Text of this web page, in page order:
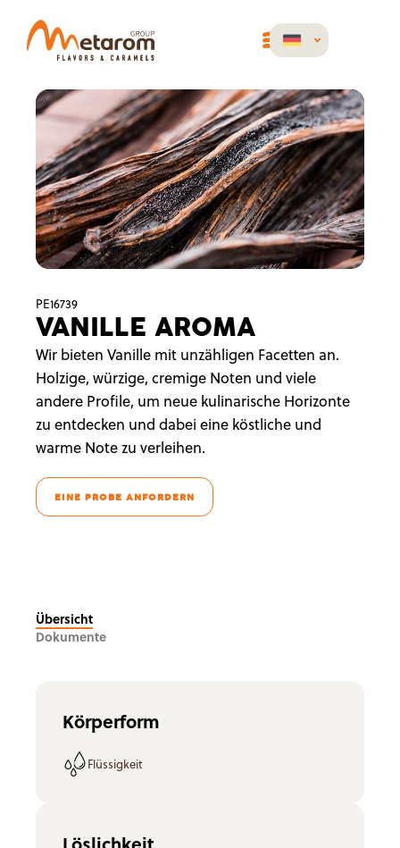
PE16739
VANILLE AROMA
Wir bieten Vanille mit unzähligen Facetten an.
Holzige, würzige, cremige Noten und viele
andere Profile, um neue kulinarische Horizonte
zu entdecken und dabei eine köstliche und
warme Note zu verleihen.
EINE PROBE ANFORDERN
Übersicht
Dokumente
Körperform
Flüssigkeit